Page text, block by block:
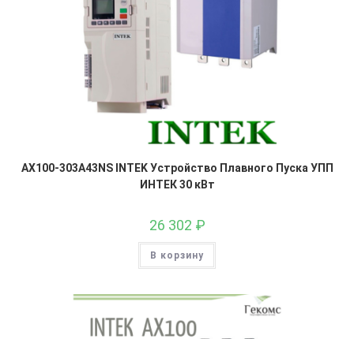
AX100-303A43NS INTEK Устройство Плавного Пуска УПП
ИНТЕК 30 кВт
26 302 ₽
В корзину